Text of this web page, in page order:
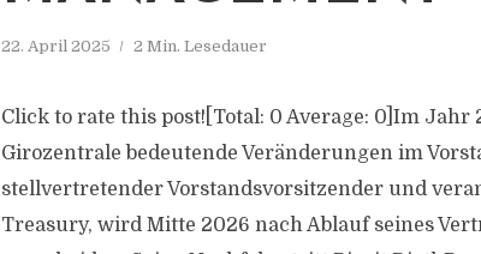
22. April 2025 2 Min. Lesedauer
Click to rate this post![Total: 0 Average: 0]Im Jahr
Girozentrale bedeutende Veränderungen im
stellvertretender Vorstandsvorsitzender und
Treasury, wird Mitte 2026 nach Ablauf seines